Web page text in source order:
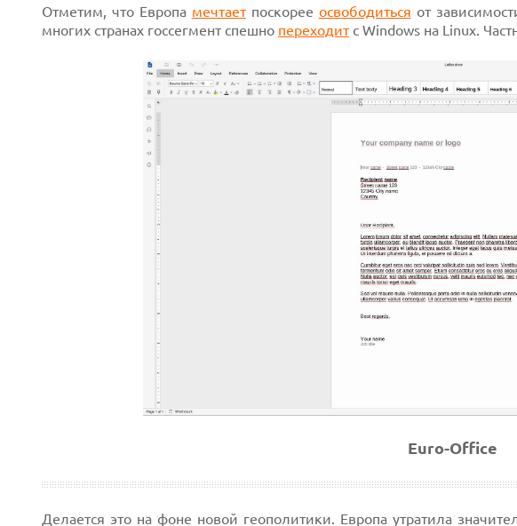
Отметим, что Европа мечтаетпоскорее освободиться от
многих странах госсегмент спешно переходитс Windows на Linux.
Euro-Office
Делается это на фоне новой геополитики. Европа утратила